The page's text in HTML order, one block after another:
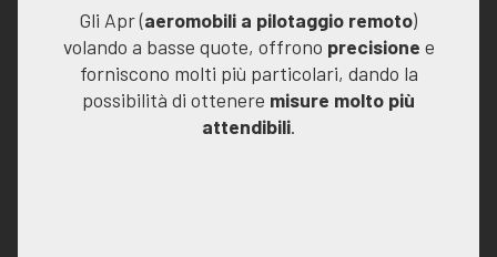
Gli Apr (aeromobili a pilotaggio remoto)
volando a basse quote, offrono precisione e
forniscono molti più particolari, dando la
possibilità di ottenere misure molto più
attendibili.